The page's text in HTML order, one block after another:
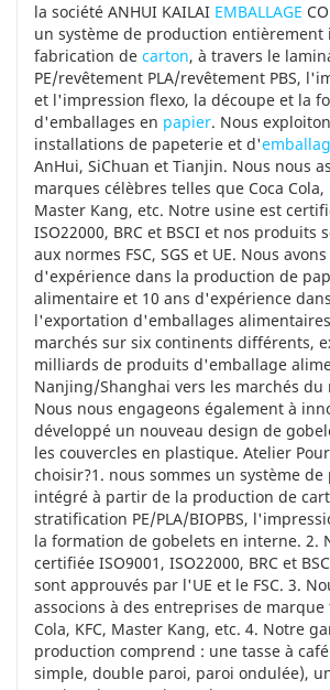
la société ANHUI KAILAI EMBALLAGE
un système de production entièrement
fabrication de carton, à travers le
PE/revêtement PLA/revêtement PBS,
et l'impression flexo, la découpe et la
d'emballages en papier. Nous
installations de papeterie et d'
AnHui, SiChuan et Tianjin. Nous nous
marques célèbres telles que Coca Cola,
Master Kang, etc. Notre usine est
ISO22000, BRC et BSCI et nos produits
aux normes FSC, SGS et UE. Nous
d'expérience dans la production de
alimentaire et 10 ans d'expérience
l'exportation d'emballages
marchés sur six continents différents,
milliards de produits d'emballage
Nanjing/Shanghai vers les marchés du
Nous nous engageons également à
développé un nouveau design de
les couvercles en plastique. Atelier
choisir?1. nous sommes un système
intégré à partir de la production de
stratification PE/PLA/BIOPBS,
la formation de gobelets en interne. 2.
certifiée ISO9001, ISO22000, BRC et
sont approuvés par l'UE et le FSC. 3.
associons à des entreprises de marque
Cola, KFC, Master Kang, etc. 4. Notre
production comprend : une tasse à
simple, double paroi, paroi ondulée),